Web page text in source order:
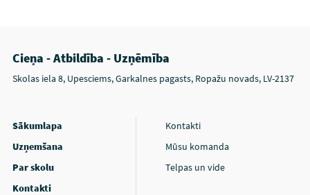
Cieņa - Atbildība - Uzņēmība
Skolas iela 8, Upesciems, Garkalnes pagasts, Ropažu novads, LV-2137
Sākumlapa
Uzņemšana
Par skolu
Kontakti
Kontakti
Mūsu komanda
Telpas un vide